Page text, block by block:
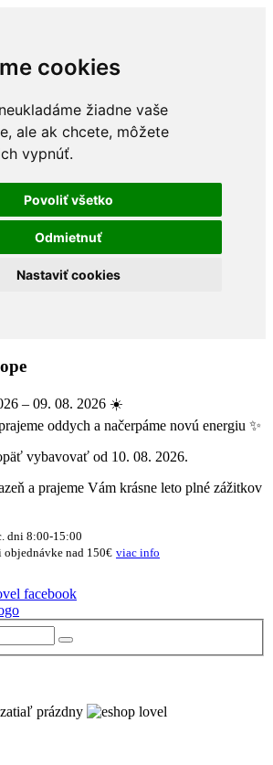
cookies
žiadne vaše
ale ak chcete, môžete
vypnúť.
Povoliť všetko
Odmietnuť
Nastaviť cookies
– 09. 08. 2026 ☀️
oddych a načerpáme novú energiu ✨
vybavovať od 10. 08. 2026.
a prajeme Vám krásne leto plné zážitkov
dni 8:00-15:00
objednávke nad 150€ viac info
prázdny